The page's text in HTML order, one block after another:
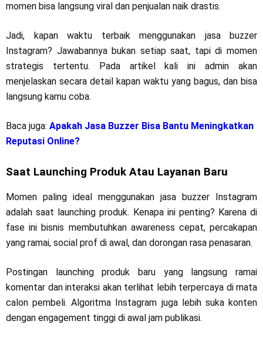
momen bisa langsung viral dan penjualan naik drastis.
Jadi, kapan waktu terbaik menggunakan jasa buzzer
Instagram? Jawabannya bukan setiap saat, tapi di momen
strategis tertentu. Pada artikel kali ini admin akan
menjelaskan secara detail kapan waktu yang bagus, dan bisa
langsung kamu coba.
Baca juga: Apakah Jasa Buzzer Bisa Bantu Meningkatkan
Reputasi Online?
Saat Launching Produk Atau Layanan Baru
Momen paling ideal menggunakan jasa buzzer Instagram
adalah saat launching produk. Kenapa ini penting? Karena di
fase ini bisnis membutuhkan awareness cepat, percakapan
yang ramai, social prof di awal, dan dorongan rasa penasaran.
Postingan launching produk baru yang langsung ramai
komentar dan interaksi akan terlihat lebih terpercaya di mata
calon pembeli. Algoritma Instagram juga lebih suka konten
dengan engagement tinggi di awal jam publikasi.